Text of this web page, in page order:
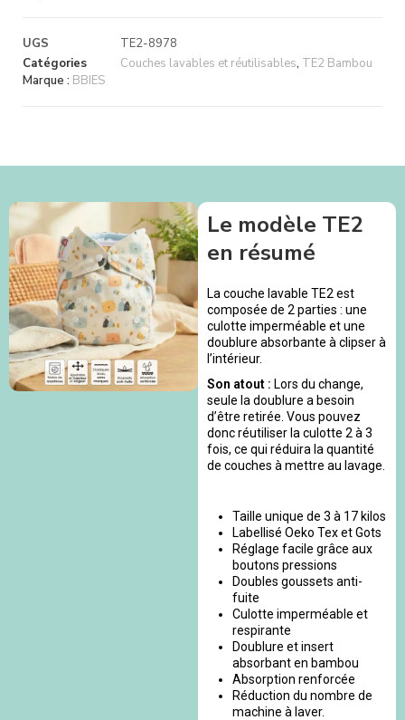
UGS
TE2-8978
Catégories
Couches lavables et réutilisables, TE2 Bambou
Marque : BBIES
Le modèle TE2
en résumé
La couche lavable TE2 est
composée de 2 parties : une
culotte imperméable et une
doublure absorbante à clipser à
l’intérieur.
Son atout : Lors du change,
seule la doublure a besoin
d’être retirée. Vous pouvez
donc réutiliser la culotte 2 à 3
fois, ce qui réduira la quantité
de couches à mettre au lavage.
Taille unique de 3 à 17 kilos
Labellisé Oeko Tex et Gots
Réglage facile grâce aux
boutons pressions
Doubles goussets anti-
fuite
Culotte imperméable et
respirante
Doublure et insert
absorbant en bambou
Absorption renforcée
Réduction du nombre de
machine à laver.